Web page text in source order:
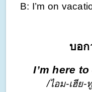
B: I’m on
บอก
I’m here
/ไอม-เฮีย-